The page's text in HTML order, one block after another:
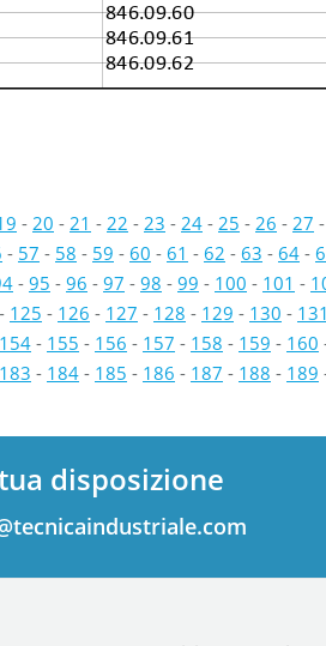
846.09.60
846.09.61
846.09.62
- 20 - 21 - 22 - 23 - 24 - 25 - 26 - 27 -
- 57 - 58 - 59 - 60 - 61 - 62 - 63 - 64 -
- 95 - 96 - 97 - 98 - 99 - 100 - 101 -
- 125 - 126 - 127 - 128 - 129 - 130 - 131
154 - 155 - 156 - 157 - 158 - 159 - 160
183 - 184 - 185 - 186 - 187 - 188 - 189
disposizione